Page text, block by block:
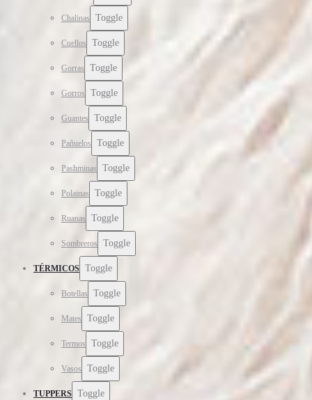
Chalinas Toggle
Cuellos Toggle
Gorras Toggle
Gorros Toggle
Guantes Toggle
Pañuelos Toggle
Pashminas Toggle
Polainas Toggle
Ruanas Toggle
Sombreros Toggle
TÉRMICOS Toggle
Botellas Toggle
Mates Toggle
Termos Toggle
Vasos Toggle
TUPPERS Toggle